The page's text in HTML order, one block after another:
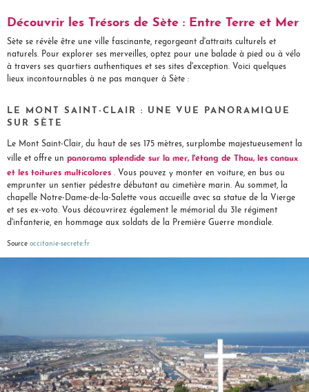
Découvrir les Trésors de Sète : Entre Terre et Mer
Sète se révèle être une ville fascinante, regorgeant d'attraits culturels et
naturels. Pour explorer ses merveilles, optez pour une balade à pied ou à vélo
à travers ses quartiers authentiques et ses sites d'exception. Voici quelques
lieux incontournables à ne pas manquer à Sète :
LE MONT SAINT-CLAIR : UNE VUE PANORAMIQUE
SUR SÈTE
Le Mont Saint-Clair, du haut de ses 175 mètres, surplombe majestueusement la
ville et offre un panorama splendide sur la mer, l'étang de Thau, les canaux
et les toitures multicolores . Vous pouvez y monter en voiture, en bus ou
emprunter un sentier pédestre débutant au cimetière marin. Au sommet, la
chapelle Notre-Dame-de-la-Salette vous accueille avec sa statue de la Vierge
et ses ex-voto. Vous découvrirez également le mémorial du 31e régiment
d'infanterie, en hommage aux soldats de la Première Guerre mondiale.
Source occitanie-secrete.fr